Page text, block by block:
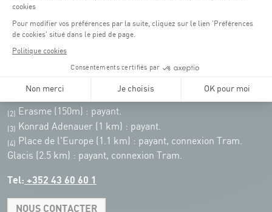
Parkings
(1) Parking Coque: payant -
3 heures offertes pour les
clients Coque(hors manifestations)
possible.
(2) Erasme (150m) : payant.
(3) Konrad Adenauer (1 km) : payant.
(4)
Place de l'Europe (1.1 km) : payant, connexion Tram.
Glacis (2.5 km) : payant, connexion Tram.
Tel: +352 43 60 60 1
NOUS CONTACTER